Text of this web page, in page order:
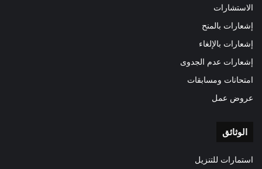
الاستشارات
إشعارات بالمنح
إشعارات بالإلغاء
إشعارات عدم الجدوى
امتحانات ومسابقات
عروض عمل
الوثائق
استمارات للتنزيل